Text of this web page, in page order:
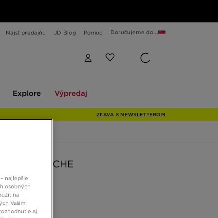
Nájsť predajňu JD Blog Pomoc Doručujeme do...
Explore Výpredaj
ZĽAVA S NEWSLETTEROM
HUARACHE
najlepšie
osobných
na
Vašim
aj